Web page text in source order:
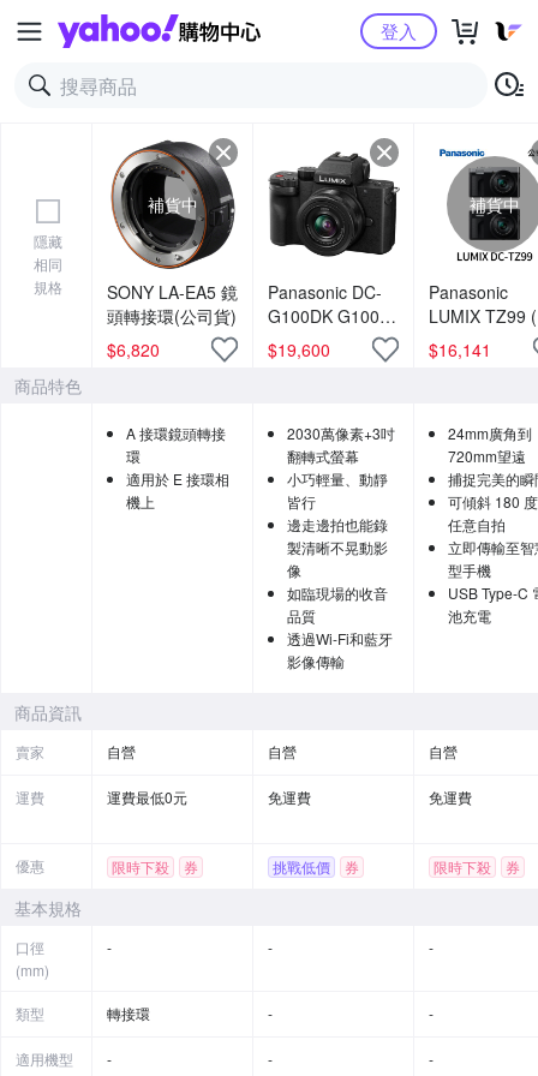
Yahoo購物中心登入
隱藏
相同
規格
補貨中
SONY LA-EA5 鏡
頭轉接環(公司貨)
$6,820
Panasonic DC-
G100DK G100D
+ 12-32mm 變焦
鏡組 公司貨
$19,600
補貨中
Panasonic
LUMIX TZ99
司貨)
$16,141
商品特色
A 接環鏡頭轉接
環
適用於 E 接環相
機上
2030萬像素+3吋
翻轉式螢幕
小巧輕量、動靜
皆行
邊走邊拍也能錄
製清晰不晃動影
像
如臨現場的收音
品質
透過Wi-Fi和藍牙
影像傳輸
24mm廣角到
720mm望遠
捕捉完美的瞬
可傾斜 180
任意自拍
立即傳輸至智
型手機
USB Type-C
池充電
商品資訊
賣家 自營 自營 自營
運費 運費最低0元 免運費 免運費
優惠 限時下殺 券 挑戰低價
券
限時下殺 券
基本規格
口徑
(mm)
- - -
類型 轉接環 - -
適用機型 - - -